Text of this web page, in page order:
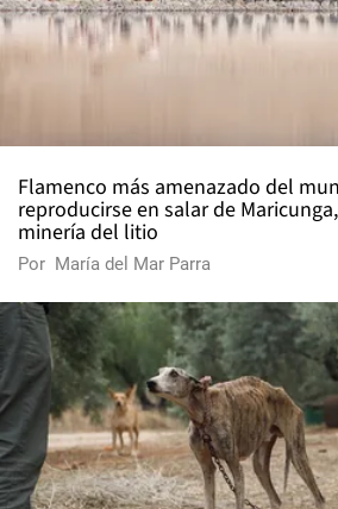
Flamenco más amenazado del
reproducirse en salar de
minería del litio
Por María del Mar Parra